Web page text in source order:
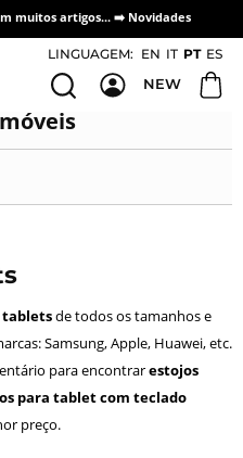
muitos artigos... ➡️ Novidades
/ Cadastro de Distribuidores
LINGUAGEM: EN IT PT ES
NEW
tabletsde todos os tamanhos e
Samsung, Apple, Huawei, etc.
para encontrarestojos
para tablet com teclado
preço.